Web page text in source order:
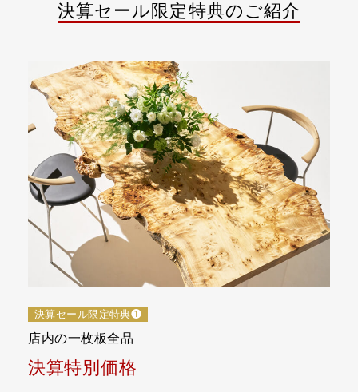
決算セール限定特典のご紹介
決算セール限定特典❶
店内の一枚板全品
決算特別価格